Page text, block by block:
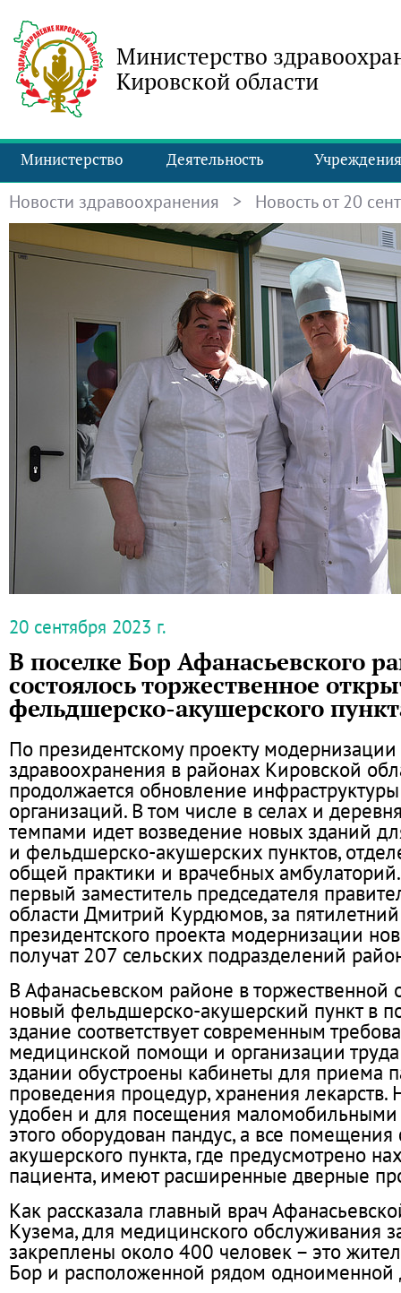
Министерство
Кировской области
Министерство Деятельность Учреждения
Новости здравоохранения > Новость от 20
20 сентября 2023 г.
В поселке Бор Афанасьевского
состоялось торжественное
фельдшерско-акушерского
По президентскому проекту
здравоохранения в районах Кировской
продолжается обновление
организаций. В том числе в селах и
темпами идет возведение новых зданий
и фельдшерско-акушерских пунктов,
общей практики и врачебных
первый заместитель председателя
области Дмитрий Курдюмов, за
президентского проекта модернизации
получат 207 сельских подразделений
В Афанасьевском районе в торжественной
новый фельдшерско-акушерский пункт в
здание соответствует современным
медицинской помощи и организации
здании обустроены кабинеты для приема
проведения процедур, хранения
удобен и для посещения
этого оборудован пандус, а все
акушерского пункта, где предусмотрено
пациента, имеют расширенные дверные
Как рассказала главный врач
Кузема, для медицинского обслуживания
закреплены около 400 человек – это
Бор и расположенной рядом одноименной